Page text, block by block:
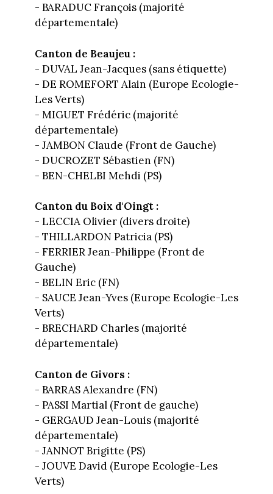
- BARADUC François (majorité
départementale)
Canton de Beaujeu :
- DUVAL Jean-Jacques (sans étiquette)
- DE ROMEFORT Alain (Europe Ecologie-
Les Verts)
- MIGUET Frédéric (majorité
départementale)
- JAMBON Claude (Front de Gauche)
- DUCROZET Sébastien (FN)
- BEN-CHELBI Mehdi (PS)
Canton du Boix d'Oingt :
- LECCIA Olivier (divers droite)
- THILLARDON Patricia (PS)
- FERRIER Jean-Philippe (Front de
Gauche)
- BELIN Eric (FN)
- SAUCE Jean-Yves (Europe Ecologie-Les
Verts)
- BRECHARD Charles (majorité
départementale)
Canton de Givors :
- BARRAS Alexandre (FN)
- PASSI Martial (Front de gauche)
- GERGAUD Jean-Louis (majorité
départementale)
- JANNOT Brigitte (PS)
- JOUVE David (Europe Ecologie-Les
Verts)